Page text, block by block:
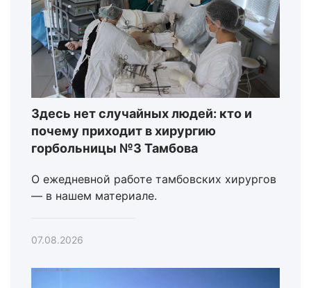
Здесь нет случайных людей: кто и
почему приходит в хирургию
горбольницы №3 Тамбова
О ежедневной работе тамбовских хирургов
— в нашем материале.
07.08.2026